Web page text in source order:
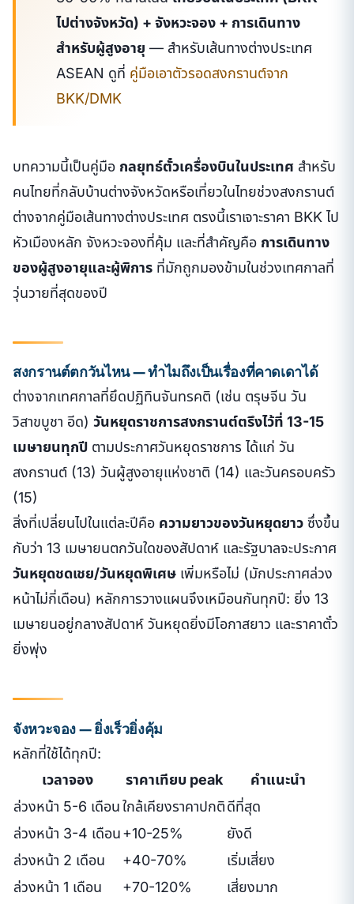
ไปต่างจังหวัด) + จังหวะจอง + การเดินทาง
สำหรับผู้สูงอายุ — สำหรับเส้นทางต่างประเทศ
ASEAN ดูที่ คู่มือเอาตัวรอดสงกรานต์จาก
BKK/DMK
บทความนี้เป็นคู่มือ กลยุทธ์ตั๋วเครื่องบินในประเทศ สำหรับ
คนไทยที่กลับบ้านต่างจังหวัดหรือเที่ยวในไทยช่วงสงกรานต์
ต่างจากคู่มือเส้นทางต่างประเทศ ตรงนี้เราเจาะราคา BKK ไป
หัวเมืองหลัก จังหวะจองที่คุ้ม และที่สำคัญคือ การเดินทาง
ของผู้สูงอายุและผู้พิการ ที่มักถูกมองข้ามในช่วงเทศกาลที่
วุ่นวายที่สุดของปี
สงกรานต์ตกวันไหน — ทำไมถึงเป็นเรื่องที่คาดเดาได้
ต่างจากเทศกาลที่ยึดปฏิทินจันทรคติ (เช่น ตรุษจีน วัน
วิสาขบูชา อีด) วันหยุดราชการสงกรานต์ตรึงไว้ที่ 13-15
เมษายนทุกปี ตามประกาศวันหยุดราชการ ได้แก่ วัน
สงกรานต์ (13) วันผู้สูงอายุแห่งชาติ (14) และวันครอบครัว
(15)
สิ่งที่เปลี่ยนไปในแต่ละปีคือ ความยาวของวันหยุดยาว ซึ่งขึ้น
กับว่า 13 เมษายนตกวันใดของสัปดาห์ และรัฐบาลจะประกาศ
วันหยุดชดเชย/วันหยุดพิเศษ เพิ่มหรือไม่ (มักประกาศล่วง
หน้าไม่กี่เดือน) หลักการวางแผนจึงเหมือนกันทุกปี: ยิ่ง 13
เมษายนอยู่กลางสัปดาห์ วันหยุดยิ่งมีโอกาสยาว และราคาตั๋ว
ยิ่งพุ่ง
จังหวะจอง — ยิ่งเร็วยิ่งคุ้ม
หลักที่ใช้ได้ทุกปี:
เวลาจอง
ราคาเทียบ peak
คำแนะนำ
ล่วงหน้า 5-6 เดือนใกล้เคียงราคาปกติดีที่สุด
ล่วงหน้า 3-4 เดือน+10-25%
ยังดี
ล่วงหน้า 2 เดือน
+40-70%
เริ่มเสี่ยง
ล่วงหน้า 1 เดือน
+70-120%
เสี่ยงมาก